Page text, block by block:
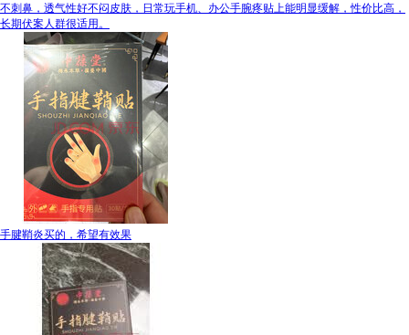
不刺鼻，透气性好不闷皮肤，日常玩手机、办公手腕疼贴上能明显缓解，性价比高，
长期伏案人群很适用。
手腱鞘炎买的，希望有效果